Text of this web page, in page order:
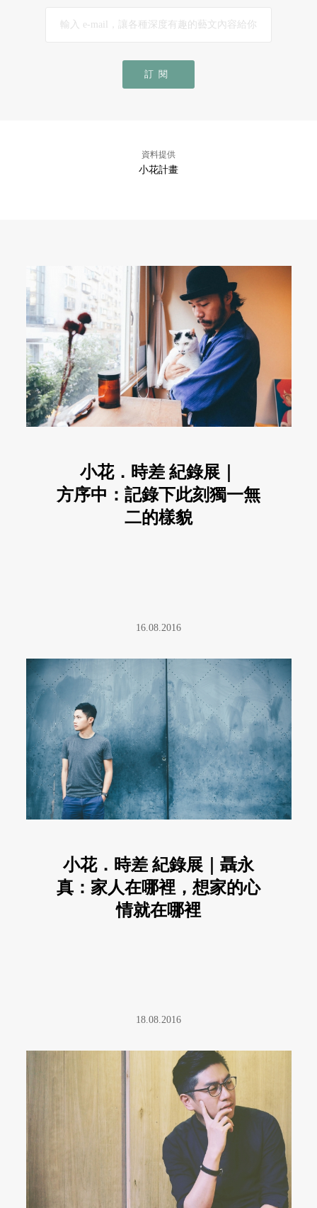
訂閱
資料提供
小花計畫
小花．時差 紀錄展｜
方序中：記錄下此刻獨一無
二的樣貌
16.08.2016
小花．時差 紀錄展｜聶永
真：家人在哪裡，想家的心
情就在哪裡
18.08.2016